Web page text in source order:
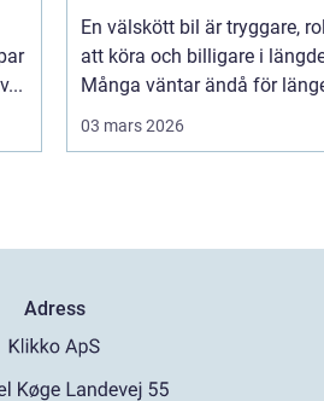
En välskött bil är tryggare,
att köra och billigare i
Många väntar ändå för
03 mars 2026
Adress